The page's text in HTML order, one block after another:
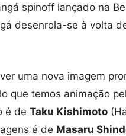
spinoff lançado na
desenrola-se à volta
uma nova imagem
que temos animação
é de Taku Kishimoto
é de Masaru